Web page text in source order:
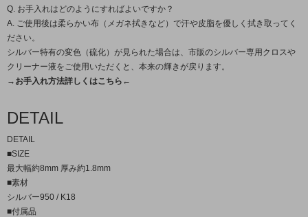
Q. お手入れはどのようにすればよいですか？
A. ご使用後は柔らかい布（メガネ拭きなど）で汗や皮脂を優しく拭き取ってく
ださい。
シルバー特有の変色（硫化）が見られた場合は、市販のシルバー専用クロスや
クリーナー液をご使用いただくと、本来の輝きが戻ります。
→お手入れ方法詳しくはこちら←
DETAIL
DETAIL
■SIZE
最大幅約8mm 厚み約1.8mm
■素材
シルバー950 / K18
■付属品